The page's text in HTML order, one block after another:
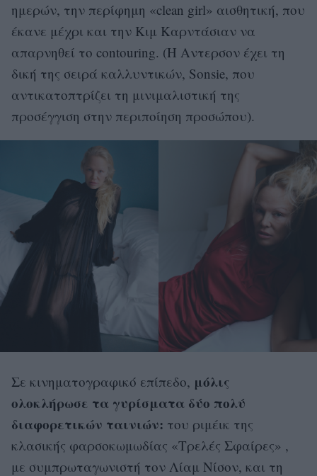
ημερών, την περίφημη «clean girl» αισθητική, που
έκανε μέχρι και την Κιμ Καρντάσιαν να
απαρνηθεί το contouring. (Η Αντερσον έχει τη
δική της σειρά καλλυντικών, Sonsie, που
αντικατοπτρίζει τη μινιμαλιστική της
προσέγγιση στην περιποίηση προσώπου).
Σε κινηματογραφικό επίπεδο, μόλις
ολοκλήρωσε τα γυρίσματα δύο πολύ
διαφορετικών ταινιών: του ριμέικ της
κλασικής φαρσοκωμωδίας «Τρελές Σφαίρες» ,
με συμπρωταγωνιστή τον Λίαμ Νίσον, και τη